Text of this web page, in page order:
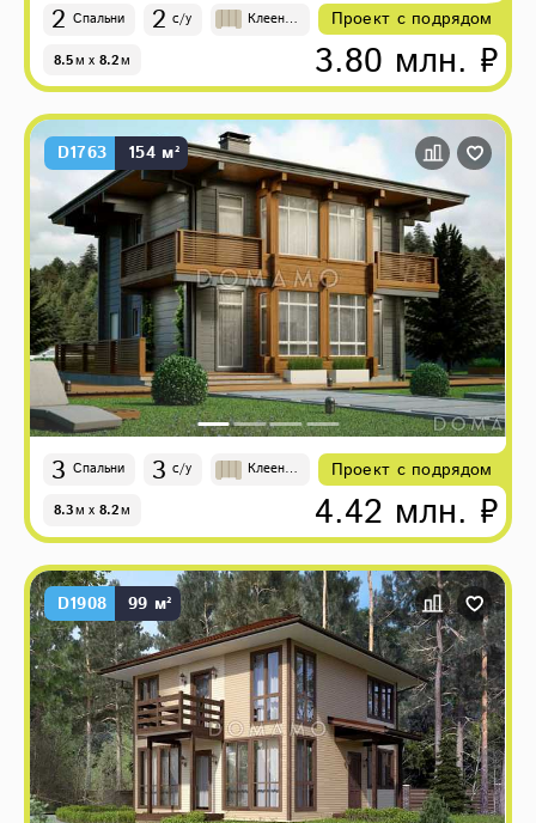
2 Спальни 2 с/у
Клеены
8.5м x 8.2м
Проект с подрядом
3.80 млн. ₽
D1763 154 м²
3 Спальни 3 с/у
Клеены
8.3м x 8.2м
Проект с подрядом
4.42 млн. ₽
D1908 99 м²